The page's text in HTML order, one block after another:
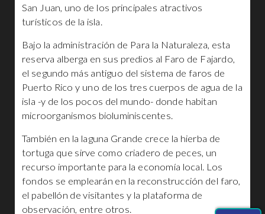
San Juan, uno de los principales atractivos
turísticos de la isla.
Bajo la administración de Para la Naturaleza, esta
reserva alberga en sus predios al Faro de Fajardo,
el segundo más antiguo del sistema de faros de
Puerto Rico y uno de los tres cuerpos de agua de la
isla -y de los pocos del mundo- donde habitan
microorganismos bioluminiscentes.
También en la laguna Grande crece la hierba de
tortuga que sirve como criadero de peces, un
recurso importante para la economía local. Los
fondos se emplearán en la reconstrucción del faro,
el pabellón de visitantes y la plataforma de
observación, entre otros.